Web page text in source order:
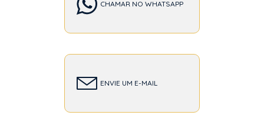
CHAMAR NO WHATSAPP
ENVIE UM E-MAIL